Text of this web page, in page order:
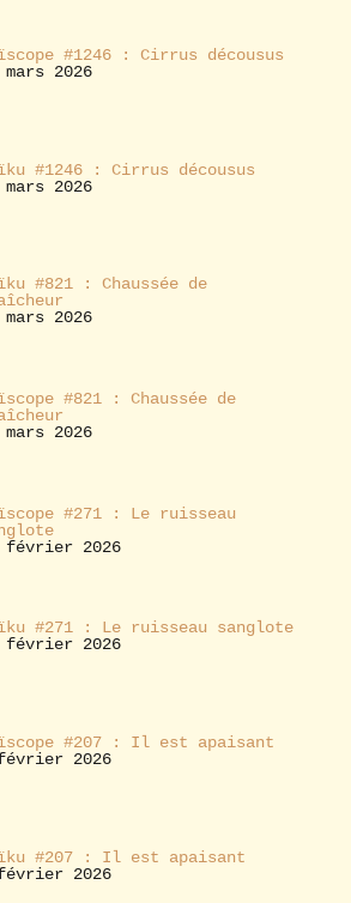
#1246 : Cirrus décousus
mars 2026
#1246 : Cirrus décousus
mars 2026
#821 : Chaussée de
mars 2026
#821 : Chaussée de
mars 2026
#271 : Le ruisseau
février 2026
#271 : Le ruisseau sanglote
février 2026
#207 : Il est apaisant
2026
#207 : Il est apaisant
2026